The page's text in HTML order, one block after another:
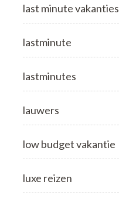
last minute vakanties
lastminute
lastminutes
lauwers
low budget vakantie
luxe reizen